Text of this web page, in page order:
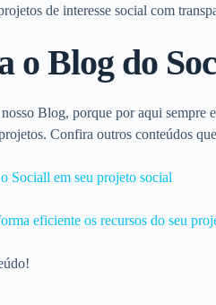
de interesse social com
o Blog do
Blog, porque por aqui sempre
Confira outros conteúdos
Sociall em seu projeto social
eficiente os recursos do seu